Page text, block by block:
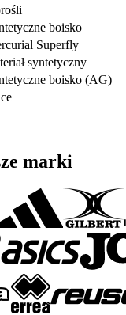
boisko
Superfly
syntetyczny
boisko (AG)
marki